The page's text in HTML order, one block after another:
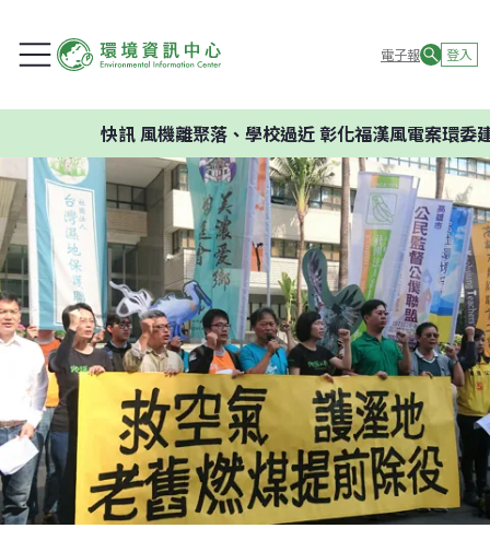
電子報 登入
風機離聚落、學校過近 彰化福漢風電案環委建議不